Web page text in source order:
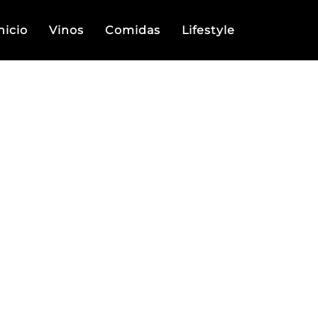
Vinos Comidas Lifestyle